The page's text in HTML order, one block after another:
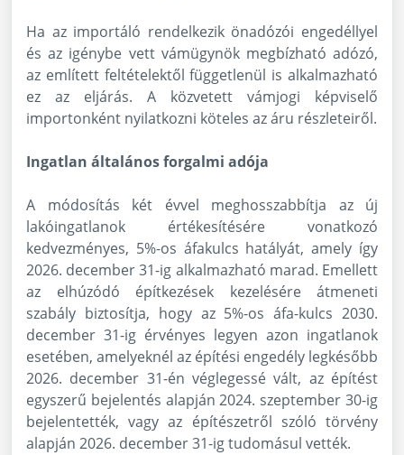
Ha az importáló rendelkezik önadózói engedéllyel
és az igénybe vett vámügynök megbízható adózó,
az említett feltételektől függetlenül is alkalmazható
ez az eljárás. A közvetett vámjogi képviselő
importonként nyilatkozni köteles az áru részleteiről.
Ingatlan általános forgalmi adója
A módosítás két évvel meghosszabbítja az új
lakóingatlanok értékesítésére vonatkozó
kedvezményes, 5%-os áfakulcs hatályát, amely így
2026. december 31-ig alkalmazható marad. Emellett
az elhúzódó építkezések kezelésére átmeneti
szabály biztosítja, hogy az 5%-os áfa-kulcs 2030.
december 31-ig érvényes legyen azon ingatlanok
esetében, amelyeknél az építési engedély legkésőbb
2026. december 31-én véglegessé vált, az építést
egyszerű bejelentés alapján 2024. szeptember 30-ig
bejelentették, vagy az építészetről szóló törvény
alapján 2026. december 31-ig tudomásul vették.